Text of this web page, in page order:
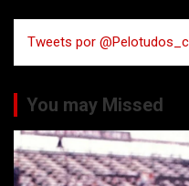
a
rTweets por
You may Missed